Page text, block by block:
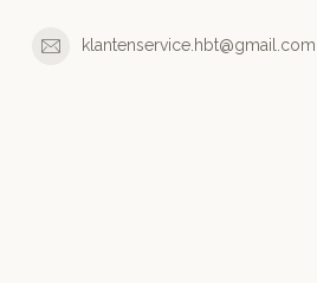
klantenservice.hbt@gmail.com